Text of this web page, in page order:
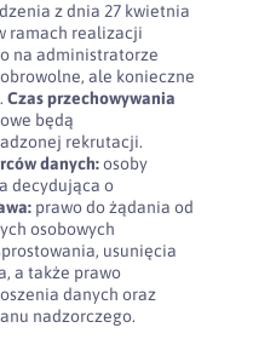
z dnia 27 kwietnia
ramach realizacji
na administratorze
ale konieczne
Czas przechowywania
będą
rekrutacji.
danych:osoby
decydująca o
prawo do żądania od
osobowych
usunięcia
a także prawo
danych oraz
nadzorczego.